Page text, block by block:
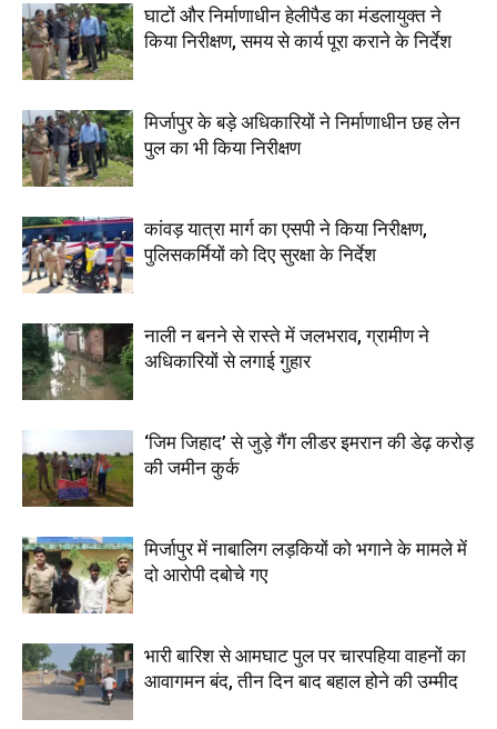
घाटों और निर्माणाधीन हेलीपैड का मंडलायुक्त ने
किया निरीक्षण, समय से कार्य पूरा कराने के निर्देश
मिर्जापुर के बड़े अधिकारियों ने निर्माणाधीन छह लेन
पुल का भी किया निरीक्षण
कांवड़ यात्रा मार्ग का एसपी ने किया निरीक्षण,
पुलिसकर्मियों को दिए सुरक्षा के निर्देश
नाली न बनने से रास्ते में जलभराव, ग्रामीण ने
अधिकारियों से लगाई गुहार
‘जिम जिहाद’ से जुड़े गैंग लीडर इमरान की डेढ़ करोड़
की जमीन कुर्क
मिर्जापुर में नाबालिग लड़कियों को भगाने के मामले में
दो आरोपी दबोचे गए
भारी बारिश से आमघाट पुल पर चारपहिया वाहनों का
आवागमन बंद, तीन दिन बाद बहाल होने की उम्मीद